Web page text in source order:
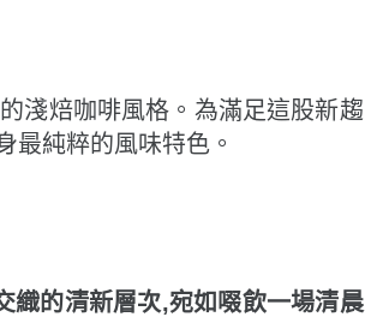
淺焙咖啡風格。為滿足這股新趨
最純粹的風味特色。
織的清新層次,宛如啜飲一場清晨